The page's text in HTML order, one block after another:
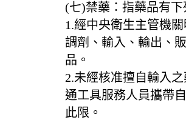
(七)禁藥：指藥品有
1.經中央衛生主管機
調劑、輸入、輸出、
品。
2.未經核准擅自輸入
通工具服務人員攜帶
此限。